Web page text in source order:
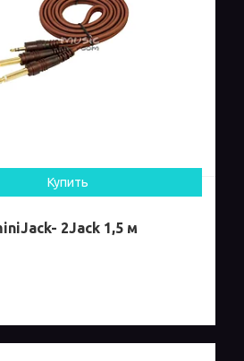
Купить
2Jack 1,5 м